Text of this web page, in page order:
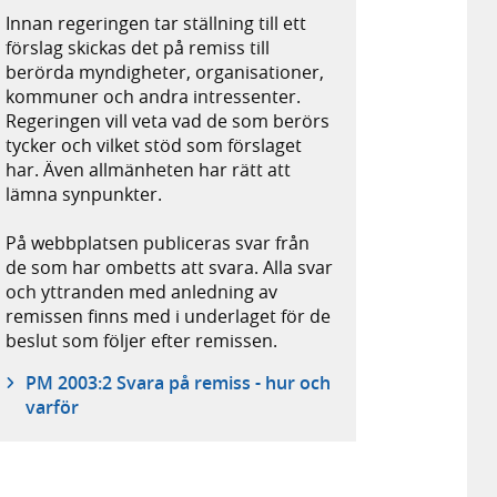
Innan regeringen tar ställning till ett
förslag skickas det på remiss till
berörda myndigheter, organisationer,
kommuner och andra intressenter.
Regeringen vill veta vad de som berörs
tycker och vilket stöd som förslaget
har. Även allmänheten har rätt att
lämna synpunkter.
På webbplatsen publiceras svar från
de som har ombetts att svara. Alla svar
och yttranden med anledning av
remissen finns med i underlaget för de
beslut som följer efter remissen.
PM 2003:2 Svara på remiss - hur och
varför